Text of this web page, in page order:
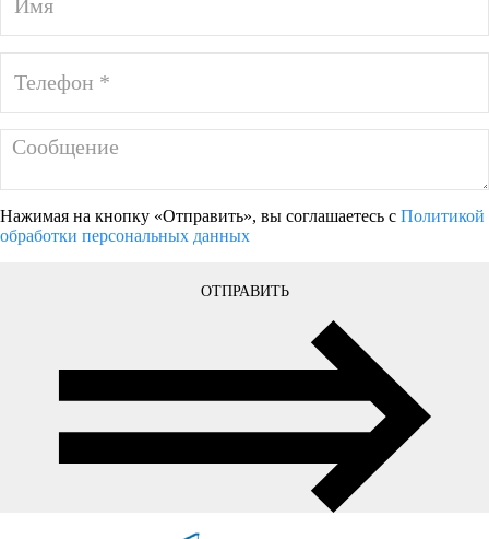
Нажимая на кнопку «Отправить», вы соглашаетесь с Политикой
обработки персональных данных
ОТПРАВИТЬ